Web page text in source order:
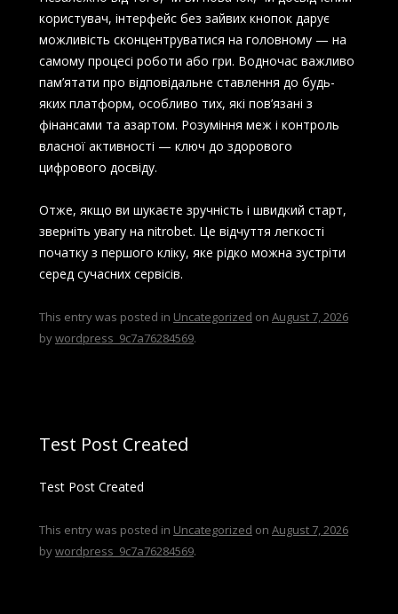
користувач, інтерфейс без зайвих кнопок дарує
можливість сконцентруватися на головному — на
самому процесі роботи або гри. Водночас важливо
пам’ятати про відповідальне ставлення до будь-
яких платформ, особливо тих, які пов’язані з
фінансами та азартом. Розуміння меж і контроль
власної активності — ключ до здорового
цифрового досвіду.
Отже, якщо ви шукаєте зручність і швидкий старт,
зверніть увагу на nitrobet. Це відчуття легкості
початку з першого кліку, яке рідко можна зустріти
серед сучасних сервісів.
This entry was posted in Uncategorized on August 7, 2026
bywordpress_9c7a76284569.
Test Post Created
Test Post Created
This entry was posted in Uncategorized on August 7, 2026
bywordpress_9c7a76284569.